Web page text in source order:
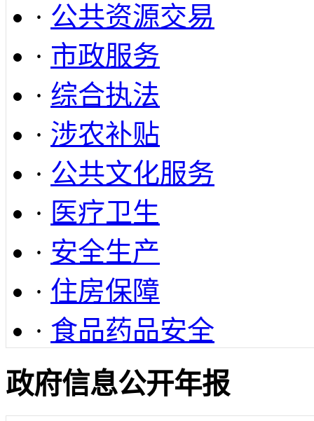
· 公共资源交易
· 市政服务
· 综合执法
· 涉农补贴
· 公共文化服务
· 医疗卫生
· 安全生产
· 住房保障
· 食品药品安全
政府信息公开年报